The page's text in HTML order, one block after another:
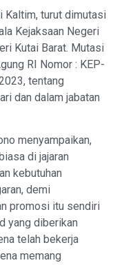
turut dimutasi
Kejaksaan Negeri
Kutai Barat. Mutasi
RI Nomor : KEP-
tentang
dan dalam jabatan
menyampaikan,
di jajaran
kebutuhan
demi
promosi itu sendiri
yang diberikan
telah bekerja
memang